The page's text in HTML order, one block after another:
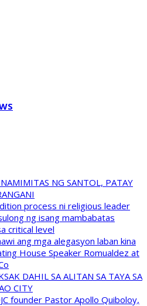
NG SANTOL, PATAY
process ni religious leader
ng isang mambabatas
critical level
ang mga alegasyon laban kina
House Speaker Romualdez at
DAHIL SA ALITAN SA TAYA SA
CITY
founder Pastor Apollo Quiboloy,